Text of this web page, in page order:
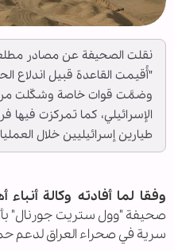
نقلت الصحيفة عن مصادر
"أُقيمت القاعدة قبيل اندلاع
وضمَّت قوات خاصة وشكّلت
الإسرائيلي، كما تمركزت فيها
طيارين إسرائيليين خلال
وفقا لما أفادته وكالة أنباء
صحيفة "وول ستريت جورنال"
سرية في صحراء العراق لدعم